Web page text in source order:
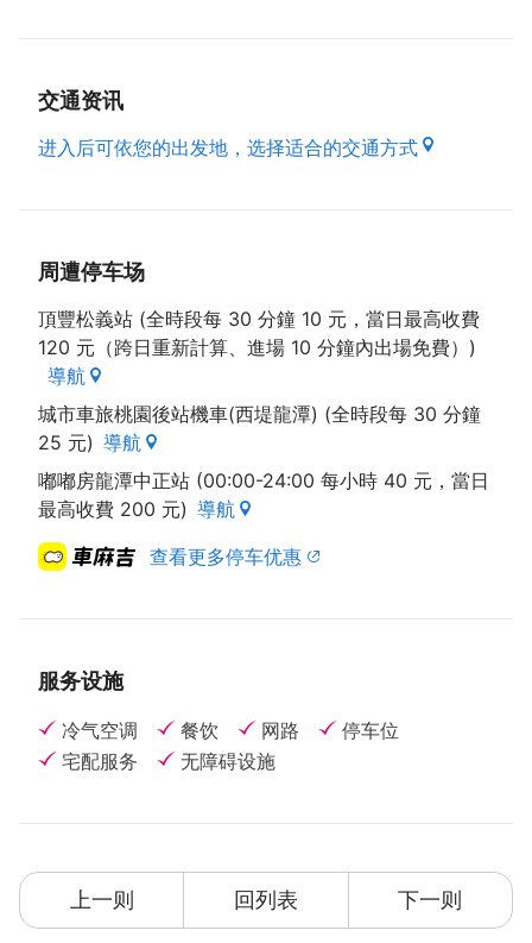
如潮，许多老饕闻香慕名而来。喜爱创新的老板娘甚至
团队绞尽脑汁，但客人享用时的满足神情，总是让团队
心合力投入无毒农业与养生黄金蚬、台湾鲷养殖，为地
方带来契机，多年来，提缘成为一个温馨大家庭，难能
可贵的是，提缘更将大爱回馈社会，投身公益， 建构
了良性循环。未来，提缘将秉持独乐乐不如众乐乐的美
德，持续不断创新，发扬推广客家菜特色，望能与人们
分享更多健康、安全又环保的幸福美食。
都Ⅲ
交通资讯
进入后可依您的出发地，选择适合的交通方式
周遭停车场
頂豐松義站 (全時段每 30 分鐘 10 元，當日最高收費
120 元（跨日重新計算、進場 10 分鐘內出場免費）)
導航
城市車旅桃園後站機車(西堤龍潭) (全時段每 30 分鐘
25 元) 導航
嘟嘟房龍潭中正站 (00:00-24:00 每小時 40 元，當日
最高收費 200 元) 導航
查看更多停车优惠
服务设施
冷气空调 餐饮 网路
停车位
宅配服务
无障碍设施
上一则 回列表 下一则